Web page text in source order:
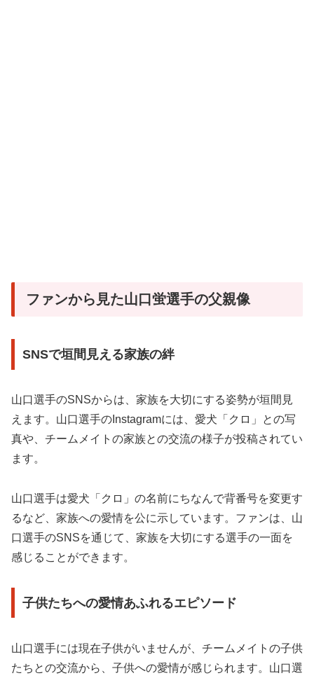
ファンから見た山口蛍選手の父親像
SNSで垣間見える家族の絆
山口選手のSNSからは、家族を大切にする姿勢が垣間見
えます。山口選手のInstagramには、愛犬「クロ」との写
真や、チームメイトの家族との交流の様子が投稿されてい
ます。
山口選手は愛犬「クロ」の名前にちなんで背番号を変更す
るなど、家族への愛情を公に示しています。ファンは、山
口選手のSNSを通じて、家族を大切にする選手の一面を
感じることができます。
子供たちへの愛情あふれるエピソード
山口選手には現在子供がいませんが、チームメイトの子供
たちとの交流から、子供への愛情が感じられます。山口選